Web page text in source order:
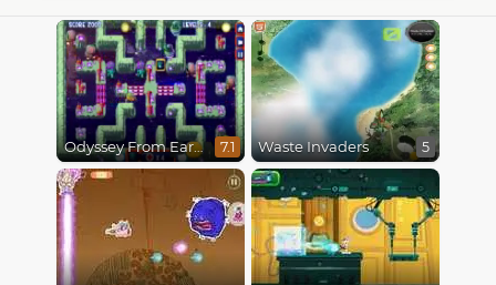
Odyssey From Earth To Space 7.1 Waste Invaders 5